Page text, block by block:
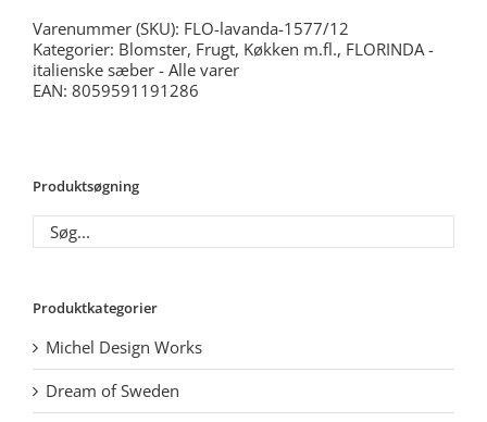
Varenummer (SKU): FLO-lavanda-1577/12
Kategorier: Blomster, Frugt, Køkken m.fl., FLORINDA -
italienske sæber - Alle varer
EAN: 8059591191286
Produktsøgning
Produktkategorier
Michel Design Works
Dream of Sweden